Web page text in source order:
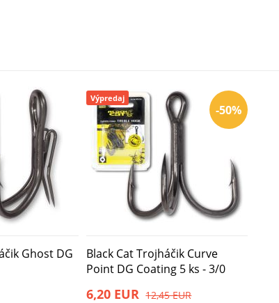
Ghost DG
-50%
Výpredaj
Black Cat Trojháčik Curve
Point DG Coating 5 ks - 3/0
6,20 EUR 12,45 EUR